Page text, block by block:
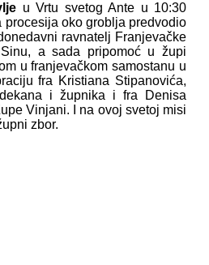
u Vrtu svetog Ante u 10:30
procesija oko groblja predvodio
ravnatelj Franjevačke
a sada pripomoć u župi
u franjevačkom samostanu u
fra Kristiana Stipanovića,
i župnika i fra Denisa
Vinjani. I na ovoj svetoj misi
zbor.